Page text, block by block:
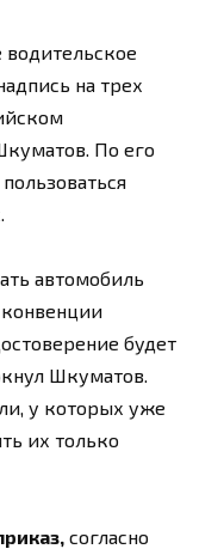
на трех
По его
автомобиль
будет
Шкуматов.
у которых уже
их только
согласно